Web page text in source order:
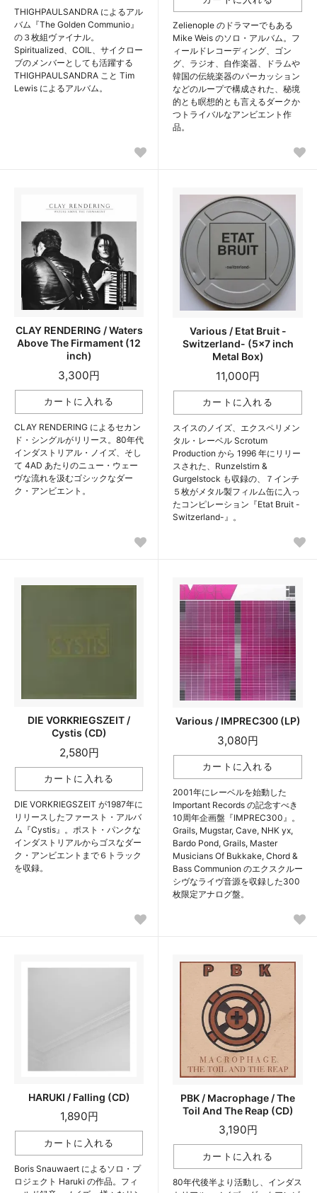
THIGHPAULSANDRA によるアル
バム『The Golden Communio』
の３枚組ヴァイナル。
Spiritualized、COIL、サイクロー
ブのメンバーとしても活躍する
THIGHPAULSANDRA こと Tim
Lewis によるアルバム。
Zelienople のドラマーでもある
Mike Weis のソロ・アルバム。フ
ィールドレコーディング、ゴン
グ、ラジオ、自作楽器、ドラムや
韓国の伝統楽器のパーカッション
などのループで構成された、秘境
的とも瞑想的とも言えるダークか
つトライバルなアンビエント作
品。
CLAY RENDERING / Waters
Above The Firmament (12
inch)
3,300円
CLAY RENDERING によるセカン
ド・シングルがリリース。80年代
インダストリアル・ノイズ、そし
て 4AD あたりのニュー・ウェー
ヴな流れを汲むゴシックなダー
ク・アンビエント。
Various / Etat Bruit -
Switzerland- (5x7 inch
Metal Box)
11,000円
スイスのノイズ、エクスペリメン
タル・レーベル Scrotum
Production から 1996 年にリリー
スされた、Runzelstirn &
Gurgelstock も収録の、７インチ
５枚がメタル製フィルム缶に入っ
たコンピレーション『Etat Bruit -
Switzerland-』。
DIE VORKRIEGSZEIT /
Cystis (CD)
2,580円
DIE VORKRIEGSZEIT が1987年に
リリースしたファースト・アルバ
ム『Cystis』。ポスト・パンクな
インダストリアルからゴスなダー
ク・アンビエントまで６トラック
を収録。
Various / IMPREC300 (LP)
3,080円
2001年にレーベルを始動した
Important Records の記念すべき
10周年企画盤『IMPREC300』。
Grails, Mugstar, Cave, NHK yx,
Bardo Pond, Grails, Master
Musicians Of Bukkake, Chord &
Bass Communion のエクスクルー
シヴなライヴ音源を収録した300
枚限定アナログ盤。
HARUKI / Falling (CD)
1,890円
Boris Snauwaert によるソロ・プ
ロジェクト Haruki の作品。フィ
PBK / Macrophage / The
Toil And The Reap (CD)
3,190円
80年代後半より活動し、インダス